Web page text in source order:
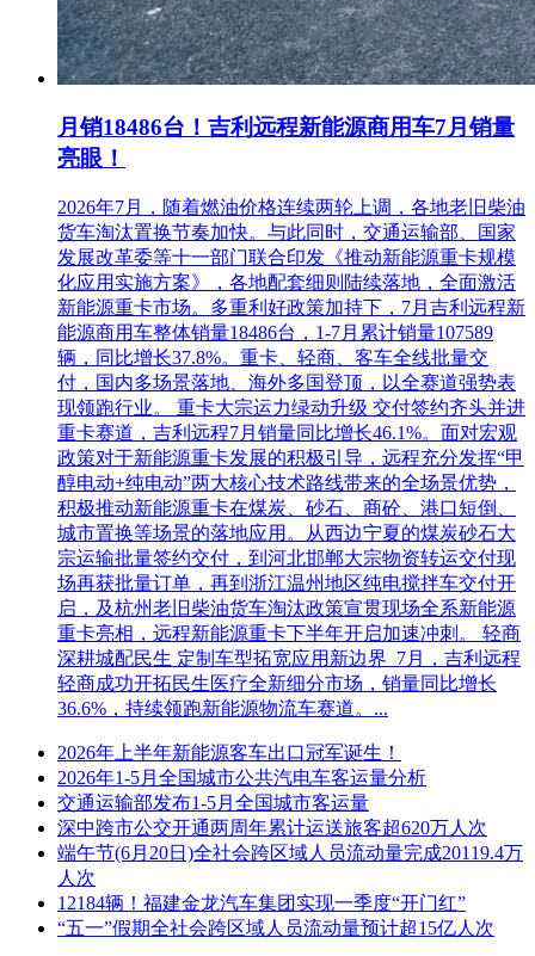
月销18486台！吉利远程新能源商用车7月销量
亮眼！
2026年7月，随着燃油价格连续两轮上调，各地老旧柴油
货车淘汰置换节奏加快。与此同时，交通运输部、国家
发展改革委等十一部门联合印发《推动新能源重卡规模
化应用实施方案》，各地配套细则陆续落地，全面激活
新能源重卡市场。多重利好政策加持下，7月吉利远程新
能源商用车整体销量18486台，1-7月累计销量107589
辆，同比增长37.8%。重卡、轻商、客车全线批量交
付，国内多场景落地、海外多国登顶，以全赛道强势表
现领跑行业。 重卡大宗运力绿动升级 交付签约齐头并进
重卡赛道，吉利远程7月销量同比增长46.1%。面对宏观
政策对于新能源重卡发展的积极引导，远程充分发挥“甲
醇电动+纯电动”两大核心技术路线带来的全场景优势，
积极推动新能源重卡在煤炭、砂石、商砼、港口短倒、
城市置换等场景的落地应用。从西边宁夏的煤炭砂石大
宗运输批量签约交付，到河北邯郸大宗物资转运交付现
场再获批量订单，再到浙江温州地区纯电搅拌车交付开
启，及杭州老旧柴油货车淘汰政策宣贯现场全系新能源
重卡亮相，远程新能源重卡下半年开启加速冲刺。 轻商
深耕城配民生 定制车型拓宽应用新边界 7月，吉利远程
轻商成功开拓民生医疗全新细分市场，销量同比增长
36.6%，持续领跑新能源物流车赛道。...
2026年上半年新能源客车出口冠军诞生！
2026年1-5月全国城市公共汽电车客运量分析
交通运输部发布1-5月全国城市客运量
深中跨市公交开通两周年累计运送旅客超620万人次
端午节(6月20日)全社会跨区域人员流动量完成20119.4万
人次
12184辆！福建金龙汽车集团实现一季度“开门红”
“五一”假期全社会跨区域人员流动量预计超15亿人次